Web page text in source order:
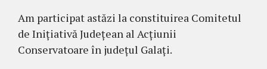
Am participat astăzi la constituirea Comitetul
de Inițiativă Județean al Acțiunii
Conservatoare în județul Galați.